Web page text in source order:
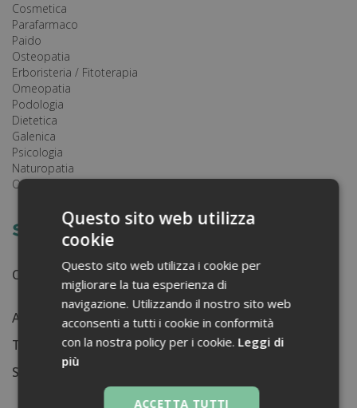
Cosmetica
Parafarmaco
Paido
Osteopatia
Erboristeria / Fitoterapia
Omeopatia
Podologia
Dietetica
Galenica
Psicologia
Naturopatia
Ortopedia
Saverio Gangemi
Certificati ottenuti:
1
Anni di lavoro: n.d.
Tessera ordine farmacisti: 1932
Su di me...
Questo sito web utilizza
cookie
Questo sito web utilizza i cookie per
migliorare la tua esperienza di
navigazione. Utilizzando il nostro sito web
acconsenti a tutti i cookie in conformità
con la nostra policy per i cookie. Leggi di
più
ACCETTA TUTTI